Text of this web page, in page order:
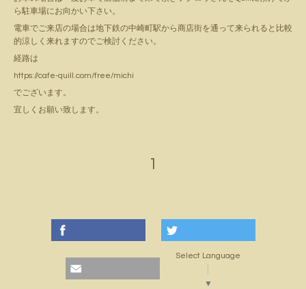
ら駐車場にお向かい下さい。
電車でご来店の場合は地下鉄の中崎町駅から商店街を通って来られると比較
的涼しく来れますのでご検討ください。
経路は
https://cafe-quill.com/free/michi
でございます。
宜しくお願い致します。
1
Select Language
▼